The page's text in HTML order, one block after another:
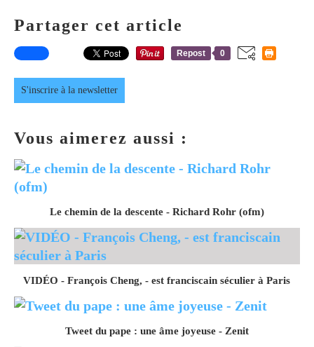
Partager cet article
Repost 0
S'inscrire à la newsletter
Vous aimerez aussi :
Le chemin de la descente - Richard Rohr (ofm)
VIDÉO - François Cheng, - est franciscain séculier à Paris
Tweet du pape : une âme joyeuse - Zenit